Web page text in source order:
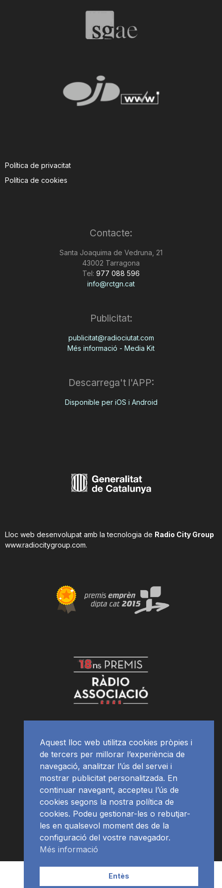
g
Política de privacitat
Política de cookies
Contacte:
Santa Joaquima de Vedruna, 21
43002 Tarragona
Tel: 977 088 596
info@rctgn.cat
Publicitat:
publicitat@radiociutat.com
Més informació - Media Kit
Descarrega't l'APP:
Disponible per iOS i Android
Lloc web desenvolupat amb la tecnologia de Radio City Group
www.radiocitygroup.com.
APP Programació
Aquest lloc web utilitza cookies pròpies i
de tercers per millorar l’experiència de
navegació, analitzar l’ús del servei i
mostrar publicitat personalitzada. En
continuar navegant, accepteu l’ús de
cookies segons la nostra política de
cookies. Podeu gestionar-les o rebutjar-
les en qualsevol moment des de la
configuració del vostre navegador.
Més informació
Entès